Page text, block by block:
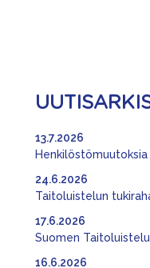
13.7.2026
Taitoluistelun
24.6.2026
Suomen
17.6.2026
16.6.2026